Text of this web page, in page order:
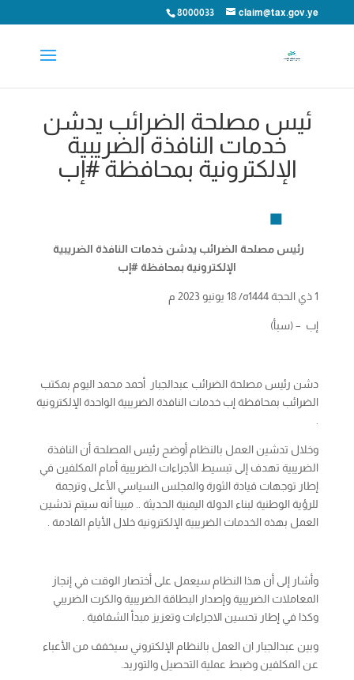
8000033 claim@tax.gov.ye
ئيس مصلحة الضرائب يدشن
خدمات النافذة الضريبية
الإلكترونية بمحافظة #إب
رئيس مصلحة الضرائب يدشن خدمات النافذة الضريبية
الإلكترونية بمحافظة #إب
1 ذي الحجة 1444ه/ 18 يونيو 2023 م
إب – (سبأ)
دشن رئيس مصلحة الضرائب عبدالجبار أحمد محمد اليوم بمكتب
الضرائب بمحافظة إب خدمات النافذة الضريبية الواحدة الإلكترونية
وخلال تدشين العمل بالنظام أوضح رئيس المصلحة أن النافذة
الضريبية تهدف إلى تبسيط الأجراءات الضريبية أمام المكلفين في
إطار توجهات قيادة الثورة والمجلس السياسي الأعلى وترجمة
للرؤية الوطنية لبناء الدولة اليمنية الحديثة .. مبينا أنه سيتم تدشين
العمل بهذه الخدمات الضريبية الإلكترونية خلال الأيام القادمة .
وأشار إلى أن هذا النظام سيعمل على أختصار الوقت في إنجاز
المعاملات الضريبية وإصدار البطاقة الضريبية والكرت الضريبي
وكذا في إطار تحسين الاجراءات وتعزيز مبدأ الشفافية .
وبين عبدالجبار ان العمل بالنظام الإلكتروني سيخفف من الأعباء
عن المكلفين وضبط عملية التحصيل والتوريد.